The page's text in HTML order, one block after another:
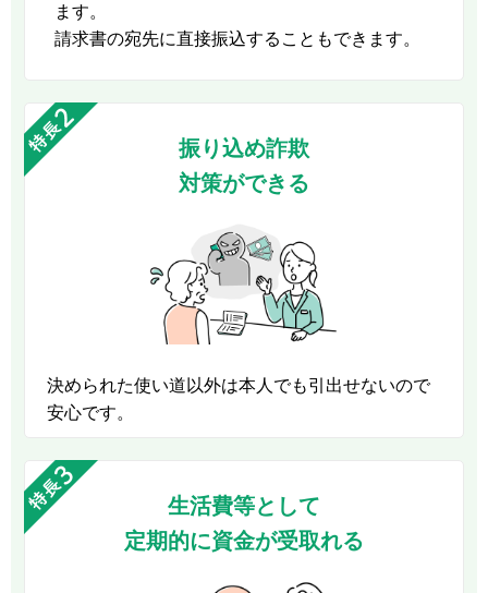
ます。
請求書の宛先に直接振込することもできます。
振り込め詐欺
対策ができる
決められた使い道以外は本人でも引出せないので
安心です。
生活費等として
定期的に資金が受取れる